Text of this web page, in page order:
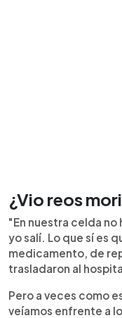
¿Vio reos
"En nuestra celda
yo salí. Lo que sí es
medicamento, de
trasladaron al
Pero a veces como
veíamos enfrente a